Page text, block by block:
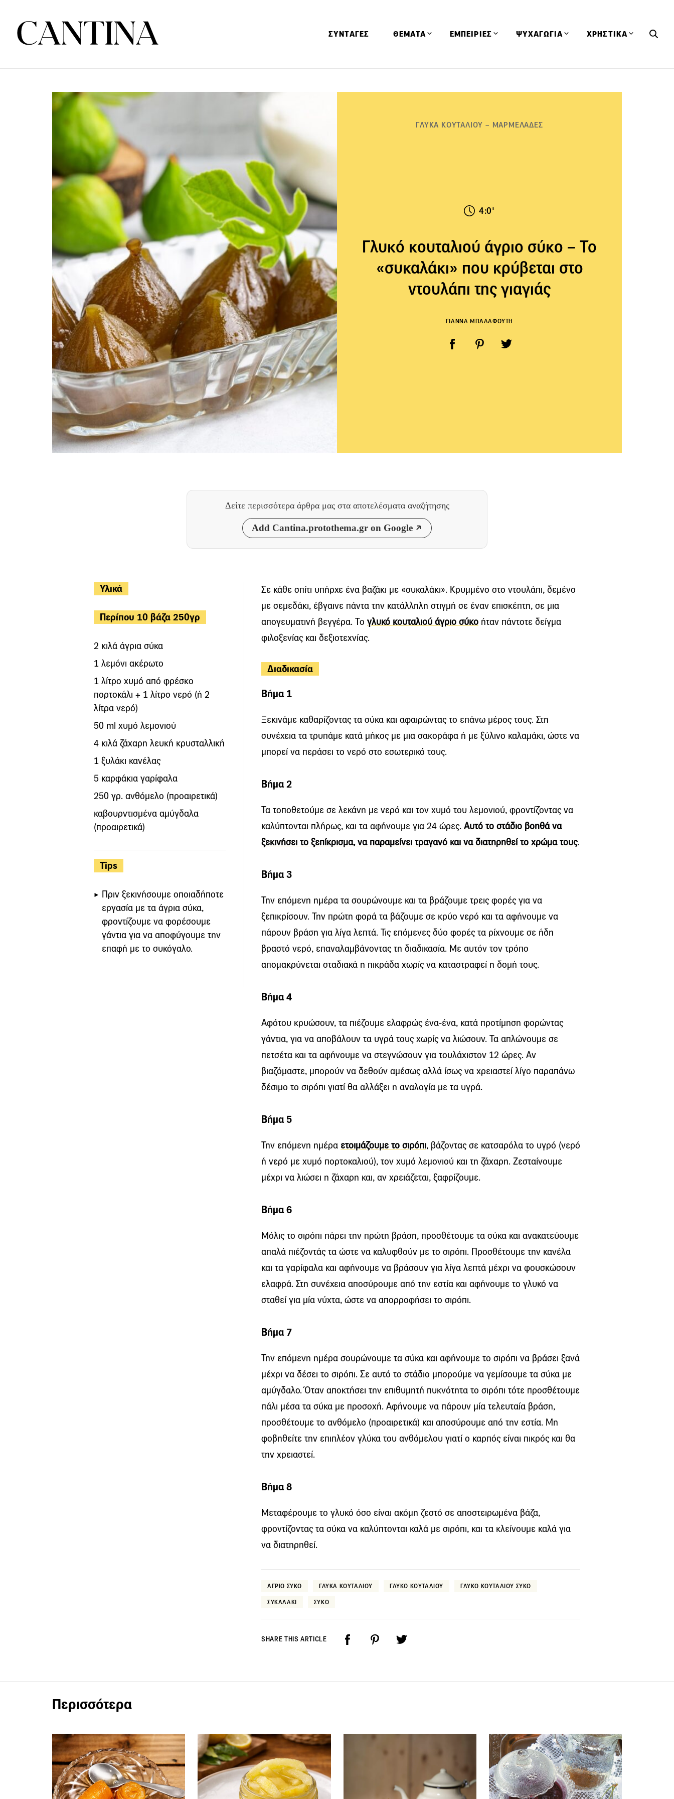
ΣΥΝΤΑΓΕΣ ΘΕΜΑΤΑ ΕΜΠΕΙΡΙΕΣ ΨΥΧΑΓΩΓΙΑ ΧΡΗΣΤΙΚΑ
ΓΛΥΚΑ ΚΟΥΤΑΛΙΟΥ – ΜΑΡΜΕΛΑΔΕΣ
4:0'
Γλυκό κουταλιού άγριο σύκο – Το
«συκαλάκι» που κρύβεται στο
ντουλάπι της γιαγιάς
ΓΙΑΝΝΑ ΜΠΑΛΑΦΟΥΤΗ
Δείτε περισσότερα άρθρα μας στα αποτελέσματα αναζήτησης
Add Cantina.protothema.gr on Google
Υλικά
Περίπου 10 βάζα 250γρ
2 κιλά άγρια σύκα
1 λεμόνι ακέρωτο
1 λίτρο χυμό από φρέσκο
πορτοκάλι + 1 λίτρο νερό (ή 2
λίτρα νερό)
50 ml χυμό λεμονιού
4 κιλά ζάχαρη λευκή κρυσταλλική
1 ξυλάκι κανέλας
5 καρφάκια γαρίφαλα
250 γρ. ανθόμελο (προαιρετικά)
καβουρντισμένα αμύγδαλα
(προαιρετικά)
Tips
Πριν ξεκινήσουμε οποιαδήποτε
εργασία με τα άγρια σύκα,
φροντίζουμε να φορέσουμε
γάντια για να αποφύγουμε την
επαφή με το συκόγαλο.
Σε κάθε σπίτι υπήρχε ένα βαζάκι με «συκαλάκι». Κρυμμένο στο ντουλάπι, δεμένο
με σεμεδάκι, έβγαινε πάντα την κατάλληλη στιγμή σε έναν επισκέπτη, σε μια
απογευματινή βεγγέρα. Το γλυκό κουταλιού άγριο σύκο ήταν πάντοτε δείγμα
φιλοξενίας και δεξιοτεχνίας.
Διαδικασία
Βήμα 1
Ξεκινάμε καθαρίζοντας τα σύκα και αφαιρώντας το επάνω μέρος τους. Στη
συνέχεια τα τρυπάμε κατά μήκος με μια σακοράφα ή με ξύλινο καλαμάκι, ώστε να
μπορεί να περάσει το νερό στο εσωτερικό τους.
Βήμα 2
Τα τοποθετούμε σε λεκάνη με νερό και τον χυμό του λεμονιού, φροντίζοντας να
καλύπτονται πλήρως, και τα αφήνουμε για 24 ώρες. Αυτό το στάδιο βοηθά να
ξεκινήσει το ξεπίκρισμα, να παραμείνει τραγανό και να διατηρηθεί το χρώμα τους.
Βήμα 3
Την επόμενη ημέρα τα σουρώνουμε και τα βράζουμε τρεις φορές για να
ξεπικρίσουν. Την πρώτη φορά τα βάζουμε σε κρύο νερό και τα αφήνουμε να
πάρουν βράση για λίγα λεπτά. Τις επόμενες δύο φορές τα ρίχνουμε σε ήδη
βραστό νερό, επαναλαμβάνοντας τη διαδικασία. Με αυτόν τον τρόπο
απομακρύνεται σταδιακά η πικράδα χωρίς να καταστραφεί η δομή τους.
Βήμα 4
Αφότου κρυώσουν, τα πιέζουμε ελαφρώς ένα-ένα, κατά προτίμηση φορώντας
γάντια, για να αποβάλουν τα υγρά τους χωρίς να λιώσουν. Τα απλώνουμε σε
πετσέτα και τα αφήνουμε να στεγνώσουν για τουλάχιστον 12 ώρες. Αν
βιαζόμαστε, μπορούν να δεθούν αμέσως αλλά ίσως να χρειαστεί λίγο παραπάνω
δέσιμο το σιρόπι γιατί θα αλλάξει η αναλογία με τα υγρά.
Βήμα 5
Την επόμενη ημέρα ετοιμάζουμε το σιρόπι, βάζοντας σε κατσαρόλα το υγρό (νερό
ή νερό με χυμό πορτοκαλιού), τον χυμό λεμονιού και τη ζάχαρη. Ζεσταίνουμε
μέχρι να λιώσει η ζάχαρη και, αν χρειάζεται, ξαφρίζουμε.
Βήμα 6
Μόλις το σιρόπι πάρει την πρώτη βράση, προσθέτουμε τα σύκα και ανακατεύουμε
απαλά πιέζοντάς τα ώστε να καλυφθούν με το σιρόπι. Προσθέτουμε την κανέλα
και τα γαρίφαλα και αφήνουμε να βράσουν για λίγα λεπτά μέχρι να φουσκώσουν
ελαφρά. Στη συνέχεια αποσύρουμε από την εστία και αφήνουμε το γλυκό να
σταθεί για μία νύχτα, ώστε να απορροφήσει το σιρόπι.
Βήμα 7
Την επόμενη ημέρα σουρώνουμε τα σύκα και αφήνουμε το σιρόπι να βράσει ξανά
μέχρι να δέσει το σιρόπι. Σε αυτό το στάδιο μπορούμε να γεμίσουμε τα σύκα με
αμύγδαλο. Όταν αποκτήσει την επιθυμητή πυκνότητα το σιρόπι τότε προσθέτουμε
πάλι μέσα τα σύκα με προσοχή. Αφήνουμε να πάρουν μία τελευταία βράση,
προσθέτουμε το ανθόμελο (προαιρετικά) και αποσύρουμε από την εστία. Μη
φοβηθείτε την επιπλέον γλύκα του ανθόμελου γιατί ο καρπός είναι πικρός και θα
την χρειαστεί.
Βήμα 8
Μεταφέρουμε το γλυκό όσο είναι ακόμη ζεστό σε αποστειρωμένα βάζα,
φροντίζοντας τα σύκα να καλύπτονται καλά με σιρόπι, και τα κλείνουμε καλά για
να διατηρηθεί.
ΑΓΡΙΟ ΣΥΚΟ ΓΛΥΚΑ ΚΟΥΤΑΛΙΟΥ ΓΛΥΚΟ ΚΟΥΤΑΛΙΟΥ ΓΛΥΚΟ ΚΟΥΤΑΛΙΟΥ ΣΥΚΟ
ΣΥΚΑΛΑΚΙ ΣΥΚΟ
SHARE THIS ARTICLE
Περισσότερα